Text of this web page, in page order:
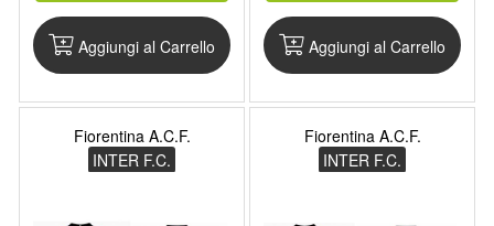
Aggiungi al Carrello Aggiungi al Carrello
Fiorentina A.C.F.
INTER F.C.
Fiorentina A.C.F.
INTER F.C.